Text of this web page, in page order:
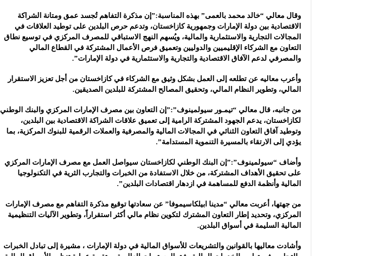
وقال معالي “خالد محمد بالعمى” بهذه المناسبة:”إن مذكرة التفاهم تُجسد عمق ومتانة الشراكة
الاقتصادية بين دولة الإمارات وجمهورية كازاخستان، وتدعم حرص البلدين على توطيد العلاقات في
المجالات التجارية والاستثمارية والمالية، ويُسهم النهج الاستباقي للمصرف المركزي في توسيع نطاق
التعاون مع الشركاء الإقليميين والدوليين وتعميق فرص الأعمال المشتركة في القطاع المالي
والمصرفي لدعم الآفاق الاقتصادية والتجارية والاستثمارية في دولة الإمارات”.
وأعرب معاليه عن تطلعه إلى العمل بشكل وثيق مع الشركاء في كازاخستان من أجل تعزيز الاستقرار
المالي، وتطوير النظام المالي، وتحقيق المصالح المشتركة للبلدين الصديقين.
من جانبه، قال معالي “تيمـور سيولمينوف”:”إن التعاون بين مصرف الإمارات المركزي والبنك الوطني
لكازاخستان، يدعم الجهود المشتركة الرامية إلى تعميق علاقات الشراكة الاقتصادية بين البلدين،
وتوطيد آفاق التعاون الثنائي في المجالات المالية والمصرفية والعملات الرقمية للبنوك المركزية، بما
يؤدي إلى الارتقاء بالمسيرة التنموية المستدامة”.
وأضاف “سيولمينوف”:”إن البنك الوطني لكازاخستان سيواصل العمل مع مصرف الإمارات المركزي
على تحقيق الأهداف المشتركة، من خلال الاستفادة من الخبرات والتجارب الثرية في التكنولوجيا
المالية وأنظمة الدفع للمساهمة في ازدهار اقتصادات البلدين”.
من جهتها، أعربت معالي “مدينا ابيلكاسيموفا” عن سعادتها توقيع مذكرة التفاهم مع مصرف الإمارات
المركزي، وتحديد إطار التعاون المشترك لتكوين نظام مالي أكثر استقراراً، وتطوير الآليات التنظيمية
المالية السليمة في أسواق البلدين.
وأشادت معاليها بالقوانين والتشريعات للأسواق المالية في دولة الإمارات ، مشيرة إلى تبادل الخبرات